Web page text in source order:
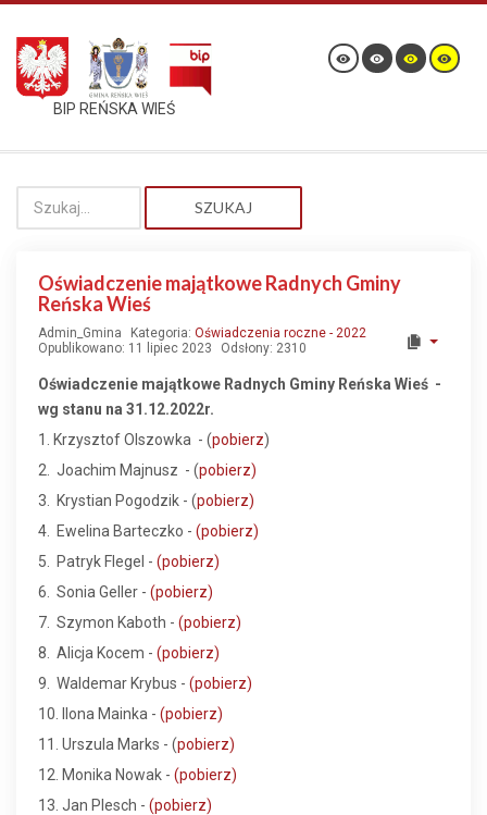
BIP REŃSKA WIEŚ
SZUKAJ
Oświadczenie majątkowe Radnych Gminy
Reńska Wieś
Admin_Gmina Kategoria: Oświadczenia roczne - 2022
Opublikowano: 11 lipiec 2023
Odsłony: 2310
Oświadczenie majątkowe Radnych Gminy Reńska Wieś -
wg stanu na 31.12.2022r.
1. Krzysztof Olszowka - (pobierz)
2. Joachim Majnusz - (pobierz)
3. Krystian Pogodzik - (pobierz)
4. Ewelina Barteczko - (pobierz)
5. Patryk Flegel - (pobierz)
6. Sonia Geller - (pobierz)
7. Szymon Kaboth - (pobierz)
8. Alicja Kocem - (pobierz)
9. Waldemar Krybus - (pobierz)
10. Ilona Mainka - (pobierz)
11. Urszula Marks - (pobierz)
12. Monika Nowak - (pobierz)
13. Jan Plesch - (pobierz)